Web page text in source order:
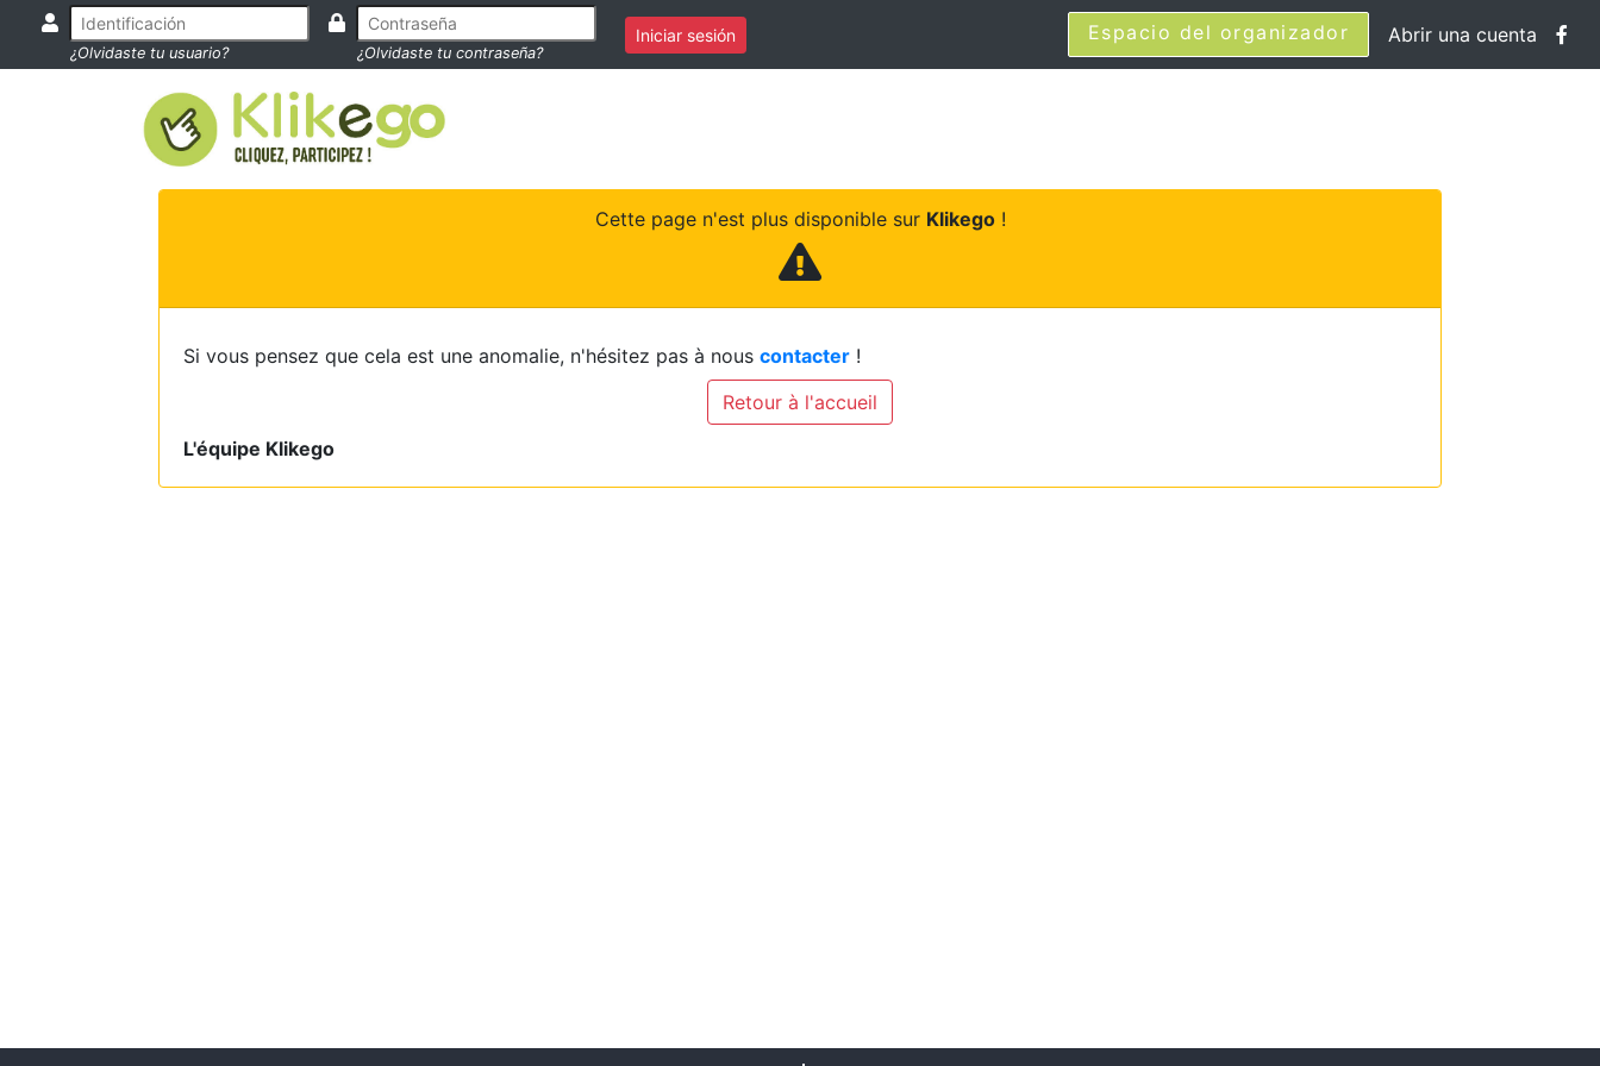
¿Olvidaste tu usuario? ¿Olvidaste tu contraseña?
Iniciar sesión Espacio del organizador Abrir una cuenta
Cette page n'est plus disponible sur Klikego!
Si vous pensez que cela est une anomalie, n'hésitez pas à nous contacter !
Retour à l'accueil
L'équipe Klikego